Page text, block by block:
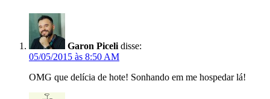
Garon Piceli disse:
05/05/2015 às 8:50 AM
OMG que delícia de hote! Sonhando em me hospedar lá!